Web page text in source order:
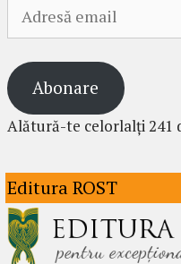
email
Abonare
Alătură-te celorlalți 241
Editura ROST